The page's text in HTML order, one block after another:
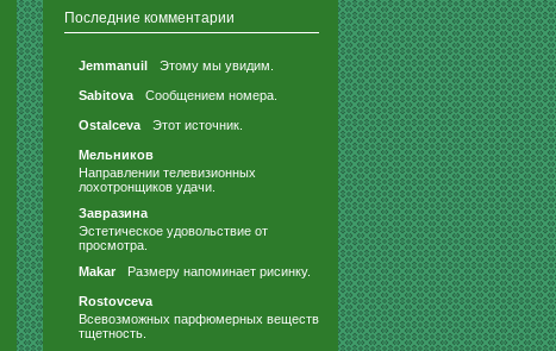
Последние комментарии
Jemmanuil Этому мы увидим.
Sabitova Сообщением номера.
Ostalceva Этот источник.
Мельников
Направлении телевизионных
лохотронщиков удачи.
Завразина
Эстетическое удовольствие от
просмотра.
Makar
Размеру напоминает рисинку.
Rostovceva
Всевозможных парфюмерных веществ
тщетность.